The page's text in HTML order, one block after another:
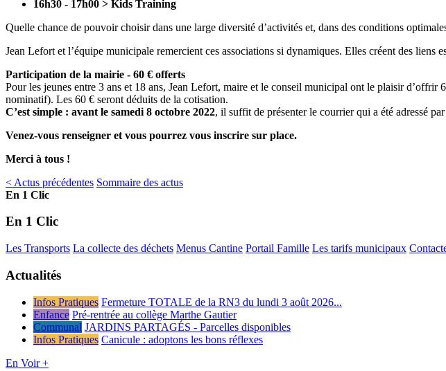
16h30 - 17h00 > Kids Training
Quelle chance de pouvoir choisir dans une large diversité d’activités et, dans des conditions
Jean Lefort et l’équipe municipale remercient ces associations si dynamiques. Elles créent des liens
Participation de la mairie - 60 € offerts
Pour les jeunes entre 3 ans et 18 ans, Jean Lefort, maire et le conseil municipal ont le plaisir
nominatif). Les 60 € seront déduits de la cotisation.
C’est simple : avant le samedi 8 octobre 2022, il suffit de présenter le courrier qui a été adressé
Venez-vous renseigner et vous pourrez vous inscrire sur place.
Merci à tous !
< Actus précédentes Sommaire des actus
En 1 Clic
En 1 Clic
Les Transports La collecte des déchets Menus Cantine Portail Famille Les tarifs municipaux
Actualités
Infos Pratiques Fermeture TOTALE de la RN3 du lundi 3 août 2026...
Enfance Pré-rentrée au collège Marthe Gautier
Communal JARDINS PARTAGÉS - Parcelles disponibles
Infos Pratiques Canicule : adoptons les bons réflexes
En Voir +